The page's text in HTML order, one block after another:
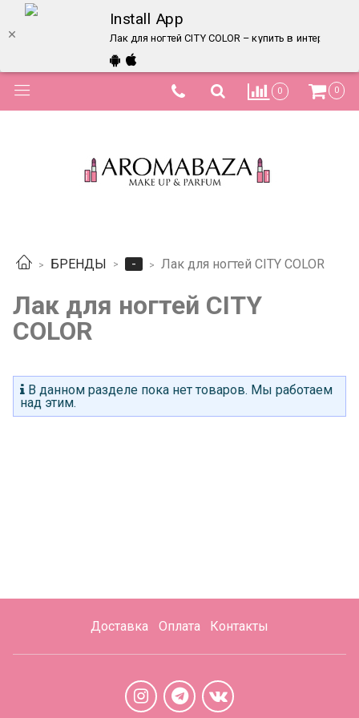
Install App
Лак для ногтей CITY COLOR – купить в интернет-
0 0
БРЕНДЫ - Лак для ногтей CITY COLOR
Лак для ногтей CITY
COLOR
В данном разделе пока нет товаров. Мы работаем
над этим.
Доставка Оплата Контакты